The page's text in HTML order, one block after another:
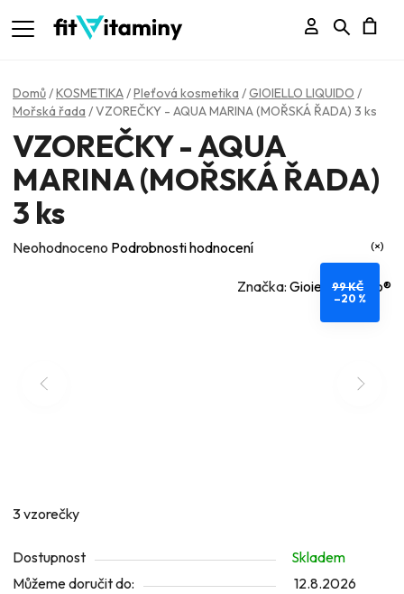
Přihlášení
Hledat
Domů/KOSMETIKA/Pleťová kosmetika /GIOIELLO LIQUIDO /
Mořská řada /VZOREČKY - AQUA MARINA (MOŘSKÁ ŘADA) 3 ks
3 vzorečky
Dostupnost
Skladem
Můžeme doručit do:
12.8.2026
VZOREČKY - AQUA
MARINA (MOŘSKÁ ŘADA)
3 ks
Průměrné
Neohodnoceno Podrobnosti hodnocení
Značka: Gioiello Liquido®
99 KČ
–20 %